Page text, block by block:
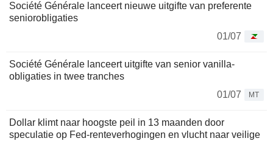
Société Générale lanceert nieuwe uitgifte van preferente
seniorobligaties
01/07
Société Générale lanceert uitgifte van senior vanilla-
obligaties in twee tranches
01/07
MT
Dollar klimt naar hoogste peil in 13 maanden door
speculatie op Fed-renteverhogingen en vlucht naar veilige